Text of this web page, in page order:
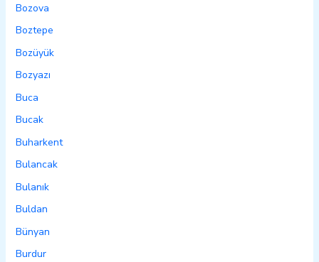
Bozova
Boztepe
Bozüyük
Bozyazı
Buca
Bucak
Buharkent
Bulancak
Bulanık
Buldan
Bünyan
Burdur